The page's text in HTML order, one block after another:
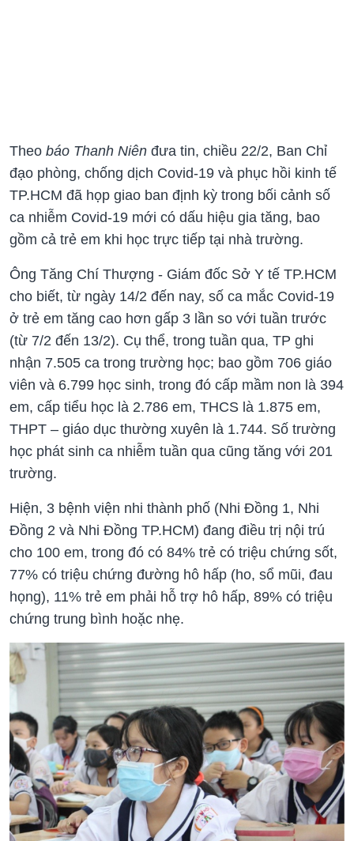
Theo báo Thanh Niên đưa tin, chiều 22/2, Ban Chỉ
đạo phòng, chống dịch Covid-19 và phục hồi kinh tế
TP.HCM đã họp giao ban định kỳ trong bối cảnh số
ca nhiễm Covid-19 mới có dấu hiệu gia tăng, bao
gồm cả trẻ em khi học trực tiếp tại nhà trường.
Ông Tăng Chí Thượng - Giám đốc Sở Y tế TP.HCM
cho biết, từ ngày 14/2 đến nay, số ca mắc Covid-19
ở trẻ em tăng cao hơn gấp 3 lần so với tuần trước
(từ 7/2 đến 13/2). Cụ thể, trong tuần qua, TP ghi
nhận 7.505 ca trong trường học; bao gồm 706 giáo
viên và 6.799 học sinh, trong đó cấp mầm non là 394
em, cấp tiểu học là 2.786 em, THCS là 1.875 em,
THPT – giáo dục thường xuyên là 1.744. Số trường
học phát sinh ca nhiễm tuần qua cũng tăng với 201
trường.
Hiện, 3 bệnh viện nhi thành phố (Nhi Đồng 1, Nhi
Đồng 2 và Nhi Đồng TP.HCM) đang điều trị nội trú
cho 100 em, trong đó có 84% trẻ có triệu chứng sốt,
77% có triệu chứng đường hô hấp (ho, sổ mũi, đau
họng), 11% trẻ em phải hỗ trợ hô hấp, 89% có triệu
chứng trung bình hoặc nhẹ.